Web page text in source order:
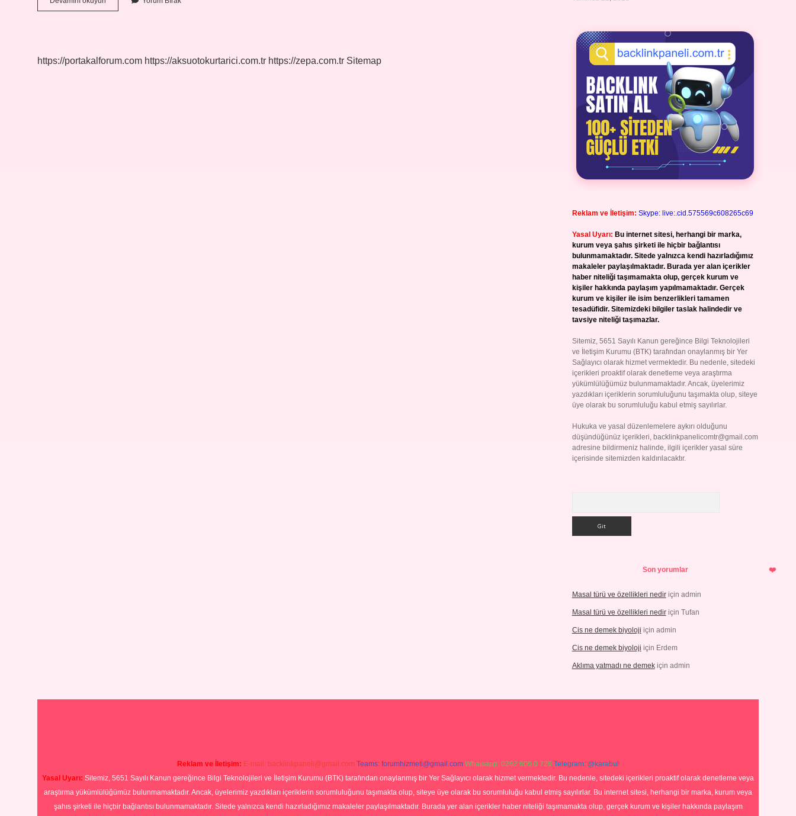
Alarm
https://portakalforum.com https://aksuotokurtarici.com.tr https://zepa.com.tr Sitemap
Reklam ve İletişim: Skype: live:.cid.575569c608265c69
Yasal Uyarı: Bu internet sitesi, herhangi bir marka,
kurum veya şahıs şirketi ile hiçbir bağlantısı
bulunmamaktadır. Sitede yalnızca kendi hazırladığımız
makaleler paylaşılmaktadır. Burada yer alan içerikler
haber niteliği taşımamakta olup, gerçek kurum ve
kişiler hakkında paylaşım yapılmamaktadır. Gerçek
kurum ve kişiler ile isim benzerlikleri tamamen
tesadüfidir. Sitemizdeki bilgiler taslak halindedir ve
tavsiye niteliği taşımazlar.
Sitemiz, 5651 Sayılı Kanun gereğince Bilgi Teknolojileri
ve İletişim Kurumu (BTK) tarafından onaylanmış bir Yer
Sağlayıcı olarak hizmet vermektedir. Bu nedenle, sitedeki
içerikleri proaktif olarak denetleme veya araştırma
yükümlülüğümüz bulunmamaktadır. Ancak, üyelerimiz
yazdıkları içeriklerin sorumluluğunu taşımakta olup, siteye
üye olarak bu sorumluluğu kabul etmiş sayılırlar.
Hukuka ve yasal düzenlemelere aykırı olduğunu
düşündüğünüz içerikleri, backlinkpanelicomtr@gmail.com
adresine bildirmeniz halinde, ilgili içerikler yasal süre
içerisinde sitemizden kaldırılacaktır.
Son yorumlar
Masal türü ve özellikleri nediriçin admin
Masal türü ve özellikleri nediriçin Tufan
Cis ne demek biyoloji için admin
Cis ne demek biyoloji için Erdem
Aklıma yatmadı ne demekiçin admin
Reklam ve İletişim: E-mail: backlinkpaneli@gmail.com Teams: forumhizmeti@gmail.com Whatsapp: 0262 606 0 726 Telegram: @karabul
Yasal Uyarı: Sitemiz, 5651 Sayılı Kanun gereğince Bilgi Teknolojileri ve İletişim Kurumu (BTK) tarafından onaylanmış bir Yer Sağlayıcı olarak hizmet vermektedir. Bu nedenle, sitedeki içerikleri proaktif olarak denetleme veya
araştırma yükümlülüğümüz bulunmamaktadır. Ancak, üyelerimiz yazdıkları içeriklerin sorumluluğunu taşımakta olup, siteye üye olarak bu sorumluluğu kabul etmiş sayılırlar. Bu internet sitesi, herhangi bir marka, kurum veya
şahıs şirketi ile hiçbir bağlantısı bulunmamaktadır. Sitede yalnızca kendi hazırladığımız makaleler paylaşılmaktadır. Burada yer alan içerikler haber niteliği taşımamakta olup, gerçek kurum ve kişiler hakkında paylaşım